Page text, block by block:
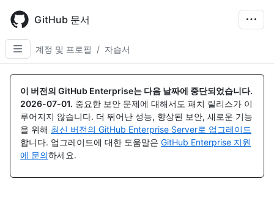
main
content
GitHub 문서
계정 및 프로필 / 자습서
이 버전의 GitHub Enterprise는 다음 날짜에 중단되었습니다.
2026-07-01. 중요한 보안 문제에 대해서도 패치 릴리스가 이
루어지지 않습니다. 더 뛰어난 성능, 향상된 보안, 새로운 기능
을 위해 최신 버전의 GitHub Enterprise Server로 업그레이드
합니다. 업그레이드에 대한 도움말은 GitHub Enterprise 지원
에 문의하세요.